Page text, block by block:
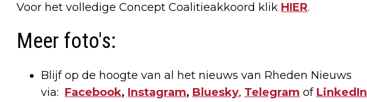
Voor het volledige Concept Coalitieakkoord klik HIER.
Meer foto's:
Blijf op de hoogte van al het nieuws van Rheden Nieuws
via: Facebook, Instagram, Bluesky, Telegram of LinkedIn